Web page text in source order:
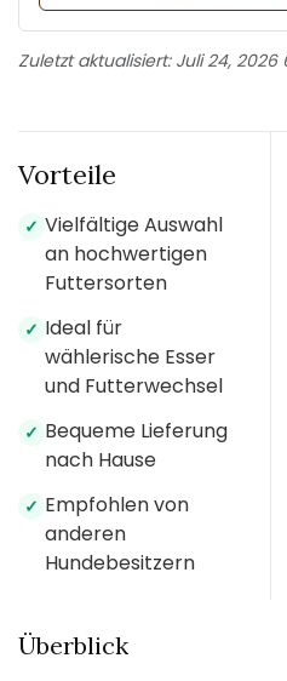
Zuletzt aktualisiert: Juli 24, 2026
Vorteile
✓ Vielfältige Auswahl
an hochwertigen
Futtersorten
✓ Ideal für
wählerische Esser
und Futterwechsel
✓ Bequeme Lieferung
nach Hause
✓ Empfohlen von
anderen
Hundebesitzern
Überblick